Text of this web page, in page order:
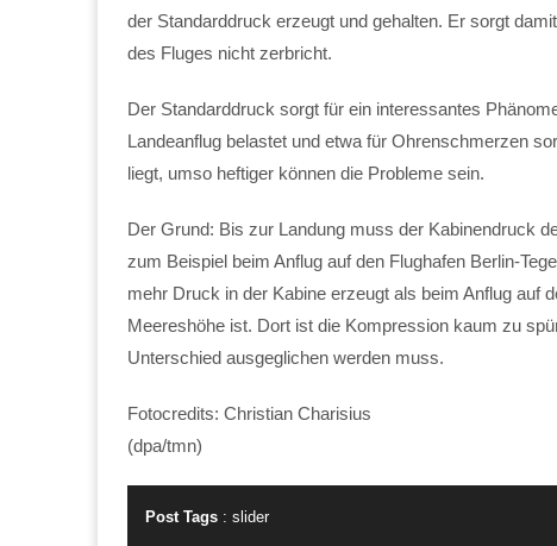
der Standarddruck erzeugt und gehalten. Er sorgt
des Fluges nicht zerbricht.
Der Standarddruck sorgt für ein interessantes
Landeanflug belastet und etwa für Ohrenschmerzen
liegt, umso heftiger können die Probleme sein.
Der Grund: Bis zur Landung muss der Kabinendruck
zum Beispiel beim Anflug auf den Flughafen Berlin-
mehr Druck in der Kabine erzeugt als beim Anflug auf
Meereshöhe ist. Dort ist die Kompression kaum zu
Unterschied ausgeglichen werden muss.
Fotocredits: Christian Charisius
(dpa/tmn)
Post Tags : slider